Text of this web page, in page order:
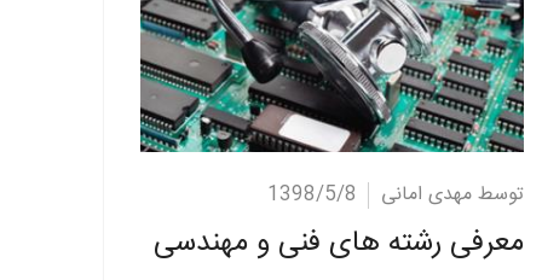
توسط مهدی امانی 1398/5/8
معرفی رشته های فنی و مهندسی